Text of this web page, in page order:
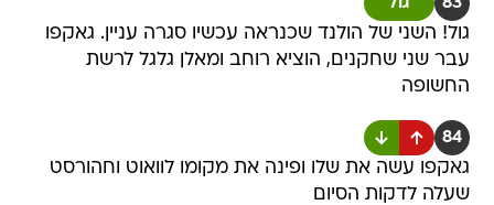
גול! השני של הולנד שכנראה עכשיו סגרה עניין. גאקפו
עבר שני שחקנים, הוציא רוחב ומאלן גלגל לרשת
החשופה
84
גאקפו עשה את שלו ופינה את מקומו לוואוט וחהורסט
שעלה לדקות הסיום